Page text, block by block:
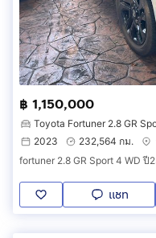
฿ 1,150,000
Toyota Fortuner 2.8 GR
2023
232,564 กม.
fortuner 2.8 GR Sport 4 WD ปี
แชท